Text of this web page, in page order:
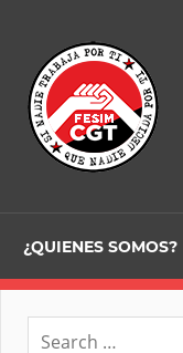
content
¿QUIENES SOMOS?